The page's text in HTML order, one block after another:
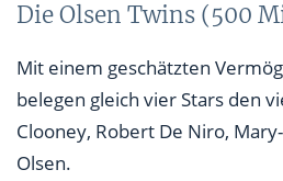
Die Olsen Twins (500
Mit einem geschätzten
belegen gleich vier Stars den
Clooney, Robert De Niro,
Olsen.